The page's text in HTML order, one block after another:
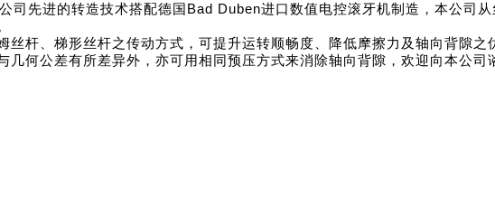
司先进的转造技术搭配德国Bad Duben进口数值电控滚牙机制造，本公司
杆、梯形丝杆之传动方式，可提升运转顺畅度、降低摩擦力及轴向背隙之
何公差有所差异外，亦可用相同预压方式来消除轴向背隙，欢迎向本公司